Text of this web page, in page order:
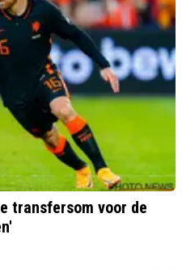
transfersom voor de